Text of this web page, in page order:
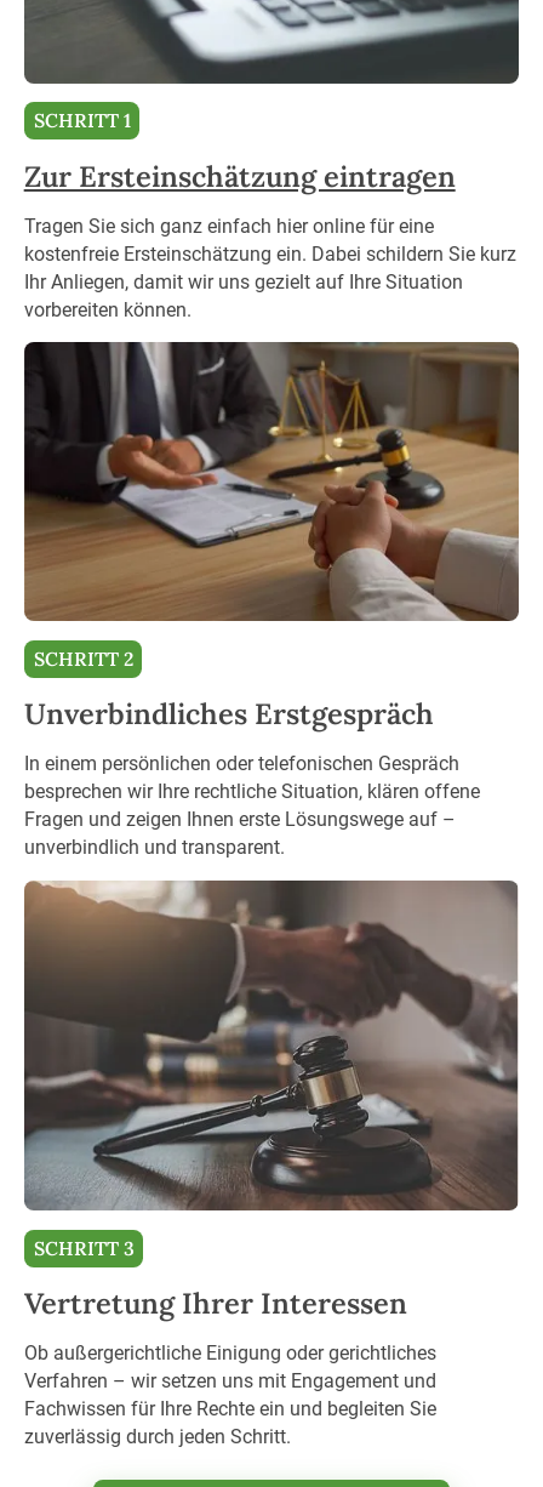
SCHRITT 1
Zur Ersteinschätzung eintragen
Tragen Sie sich ganz einfach hier online für eine
kostenfreie Ersteinschätzung ein. Dabei schildern Sie kurz
Ihr Anliegen, damit wir uns gezielt auf Ihre Situation
vorbereiten können.
SCHRITT 2
Unverbindliches Erstgespräch
In einem persönlichen oder telefonischen Gespräch
besprechen wir Ihre rechtliche Situation, klären offene
Fragen und zeigen Ihnen erste Lösungswege auf –
unverbindlich und transparent.
SCHRITT 3
Vertretung Ihrer Interessen
Ob außergerichtliche Einigung oder gerichtliches
Verfahren – wir setzen uns mit Engagement und
Fachwissen für Ihre Rechte ein und begleiten Sie
zuverlässig durch jeden Schritt.